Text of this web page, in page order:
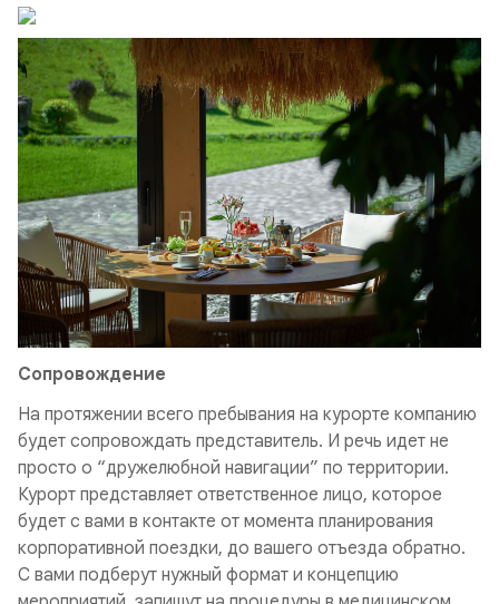
Сопровождение
На протяжении всего пребывания на курорте компанию
будет сопровождать представитель. И речь идет не
просто о “дружелюбной навигации” по территории.
Курорт представляет ответственное лицо, которое
будет с вами в контакте от момента планирования
корпоративной поездки, до вашего отъезда обратно.
С вами подберут нужный формат и концепцию